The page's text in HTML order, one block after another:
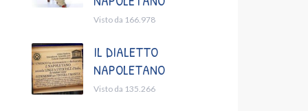
Visto da 166.978
IL DIALETTO
NAPOLETANO
Visto da 135.266